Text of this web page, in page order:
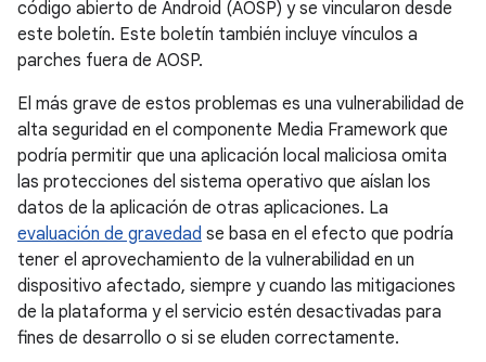
código abierto de Android (AOSP) y se vincularon desde
este boletín. Este boletín también incluye vínculos a
parches fuera de AOSP.
El más grave de estos problemas es una vulnerabilidad de
alta seguridad en el componente Media Framework que
podría permitir que una aplicación local maliciosa omita
las protecciones del sistema operativo que aíslan los
datos de la aplicación de otras aplicaciones. La
evaluación de gravedad se basa en el efecto que podría
tener el aprovechamiento de la vulnerabilidad en un
dispositivo afectado, siempre y cuando las mitigaciones
de la plataforma y el servicio estén desactivadas para
fines de desarrollo o si se eluden correctamente.